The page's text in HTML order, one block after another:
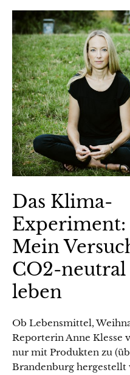
Das Klima-
Experiment:
Mein
CO2-neutral
leben
Ob Lebensmittel,
Reporterin Anne Klesse
nur mit Produkten zu
Brandenburg